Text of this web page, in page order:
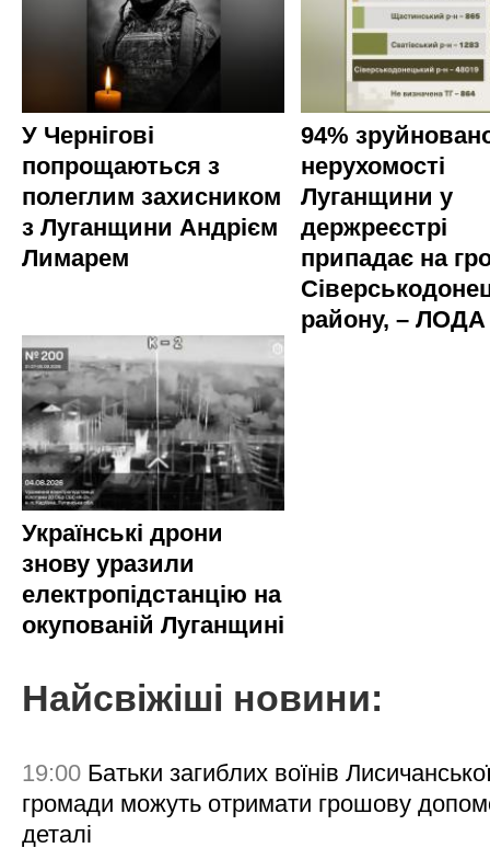
У Чернігові
попрощаються з
полеглим захисником
з Луганщини Андрієм
Лимарем
94%
нерухомості
Луганщини у
держреєстрі
припадає на
району, – ЛОДА
Українські дрони
знову уразили
електропідстанцію на
окупованій Луганщині
Найсвіжіші новини:
19:00 Батьки загиблих воїнів
громади можуть отримати грошову
деталі